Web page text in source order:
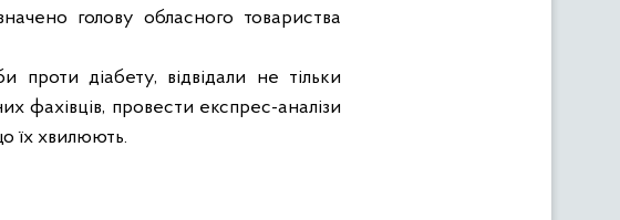
голову обласного товариства
проти діабету, відвідали не тільки
фахівців, провести експрес-аналізи
їх хвилюють.